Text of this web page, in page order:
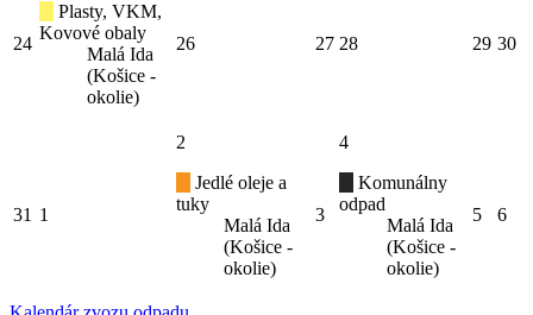
24
Plasty, VKM,
Kovové obaly
Malá Ida
(Košice -
okolie)
26 27 28 29 30
31 1
2
Jedlé oleje a
tuky
Malá Ida
(Košice -
okolie)
3
4
Komunálny
odpad
Malá Ida
(Košice -
okolie)
5 6